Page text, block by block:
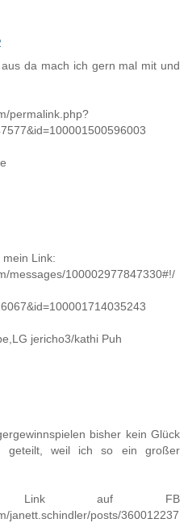
da mach ich gern mal mit und
permalink.php?
Link:
messages/100002977847330#!/
jericho3/kathi Puh
bisher kein Glück
geteilt, weil ich so ein großer
Link auf FB
janett.schindler/posts/360012237